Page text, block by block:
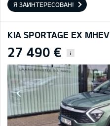
Я ЗАИНТЕРЕСОВАН!
KIA SPORTAGE EX MHEV
27 490 € i